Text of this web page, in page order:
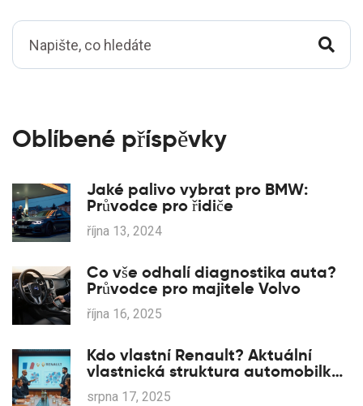
Oblíbené příspěvky
Jaké palivo vybrat pro BMW:
Průvodce pro řidiče
října 13, 2024
Co vše odhalí diagnostika auta?
Průvodce pro majitele Volvo
října 16, 2025
Kdo vlastní Renault? Aktuální
vlastnická struktura automobilky
v roce 2025
srpna 17, 2025